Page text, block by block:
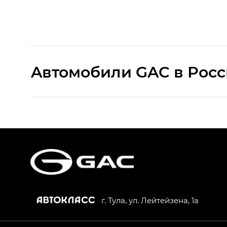
Aвтомобили GAC в
HYPTEC HT — Хайптек Эйч Ти (HYPTEC
GL
г. Тула, ул. Лейтейзена, 1а